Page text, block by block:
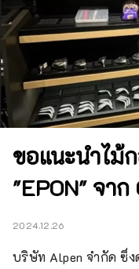
ขอแนะนำไม้
"EPON" จา
2024.12.26
บริษัท Alpen จำกัด ซึ่